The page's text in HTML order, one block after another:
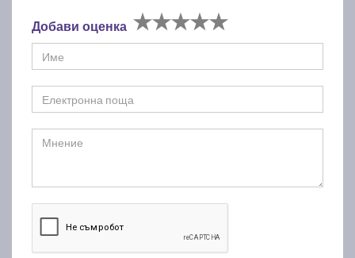
Добави оценка